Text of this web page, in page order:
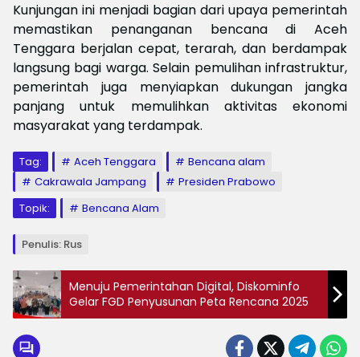
Kunjungan ini menjadi bagian dari upaya pemerintah
memastikan penanganan bencana di Aceh
Tenggara berjalan cepat, terarah, dan berdampak
langsung bagi warga. Selain pemulihan infrastruktur,
pemerintah juga menyiapkan dukungan jangka
panjang untuk memulihkan aktivitas ekonomi
masyarakat yang terdampak.
Tag: Aceh Tenggara
Bencana alam
Cakrawala Jampang
Presiden Prabowo
Topik:
Bencana Alam
Penulis: Rus
Menuju Pemerintahan Digital, Diskominfo
Gelar FGD Penyusunan Peta Rencana 2025